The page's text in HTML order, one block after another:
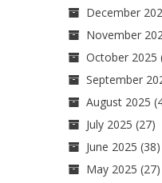
December
November
October 2025
September
August 2025
July 2025 (27)
June 2025 (38)
May 2025 (27)